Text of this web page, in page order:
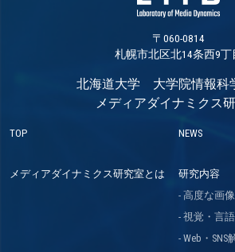
〒060-0814
札幌市北区北14条西9丁
北海道大学 大学院情報科
メディアダイナミクス
TOP NEWS
メディアダイナミクス研究室とは
研究内容
高度な画
視覚・言
Web・SNS